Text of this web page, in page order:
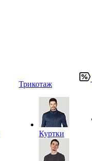
Трикотаж
Куртки